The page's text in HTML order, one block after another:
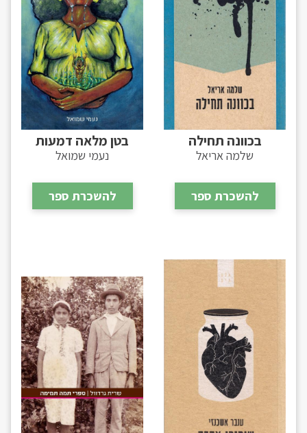
בכוונה תחילה
שלמה אריאל
להשכרת ספר
בטן מלאה דמעות
נעמי שמואל
להשכרת ספר